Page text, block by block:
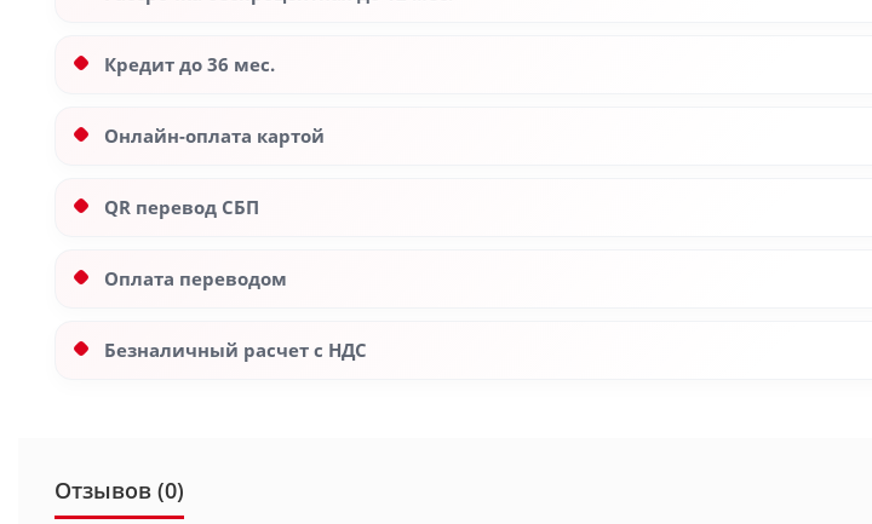
Кредит до 36 мес.
Онлайн-оплата картой
QR перевод СБП
Оплата переводом
Безналичный расчет с НДС
Отзывов (0)